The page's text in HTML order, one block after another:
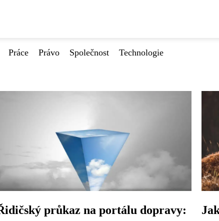
Práce Právo Společnost Technologie
průkaz na portálu dopravy: